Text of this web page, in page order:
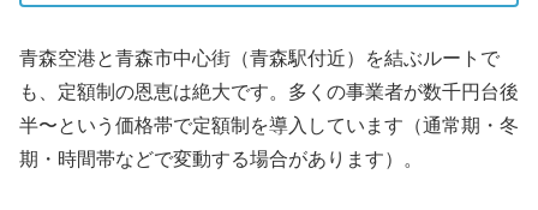
青森空港と青森市中心街（青森駅付近）を結ぶルートで
も、定額制の恩恵は絶大です。多くの事業者が数千円台後
半〜という価格帯で定額制を導入しています（通常期・冬
期・時間帯などで変動する場合があります）。